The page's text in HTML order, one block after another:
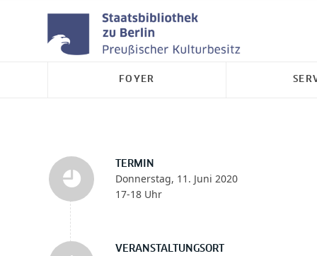
FOYER
TERMIN
Donnerstag, 11. Juni 2020
17-18 Uhr
VERANSTALTUNGSORT